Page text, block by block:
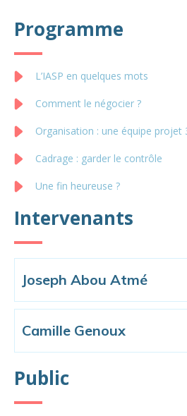
Programme
L’IASP en quelques mots
Comment le négocier ?
Organisation : une équipe projet
Cadrage : garder le contrôle
Une fin heureuse ?
Intervenants
Joseph Abou Atmé
Camille Genoux
Public